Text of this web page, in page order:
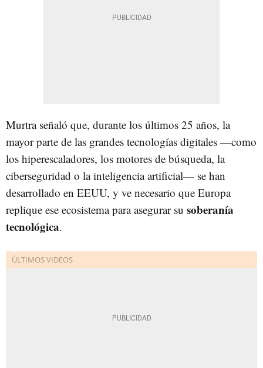
Murtra señaló que, durante los últimos 25 años, la
mayor parte de las grandes tecnologías digitales —como
los hiperescaladores, los motores de búsqueda, la
ciberseguridad o la inteligencia artificial— se han
desarrollado en EEUU, y ve necesario que Europa
replique ese ecosistema para asegurar su soberanía
tecnológica.